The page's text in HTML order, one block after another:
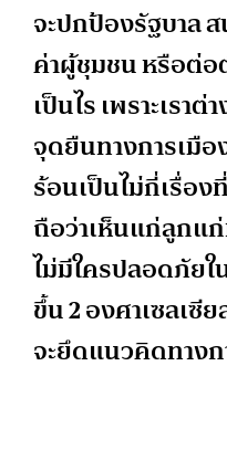
จะปกป้องรัฐบาล
ค่าผู้ชุมชน หรือต่อ
เป็นไร เพราะเรา
จุดยืนทางการเมื
ร้อนเป็นไม่กี่เรื่อ
ถือว่าเห็นแก่ลูกแก่
ไม่มีใครปลอดภัย
ขึ้น 2 องศาเซลเซี
จะยึดแนวคิดทาง